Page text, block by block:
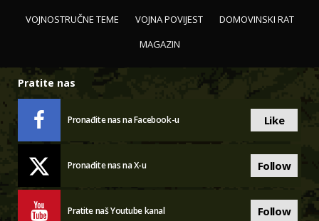
VOJNOSTRUČNE TEME
VOJNA POVIJEST
DOMOVINSKI RAT
MAGAZIN
Pratite nas
Pronađite nas na Facebook-u Like
Pronađite nas na X-u Follow
Pratite naš Youtube kanal Follow